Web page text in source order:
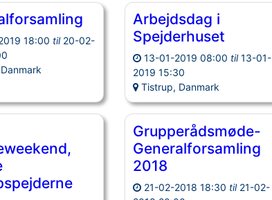
18:00 til 20-02-
Arbejdsdag i
Spejderhuset
13-01-2019 08:00 til 13-01-
2019 15:30
Tistrup, Danmark
Grupperådsmøde-
Generalforsamling
2018
21-02-2018 18:30 til 21-02-